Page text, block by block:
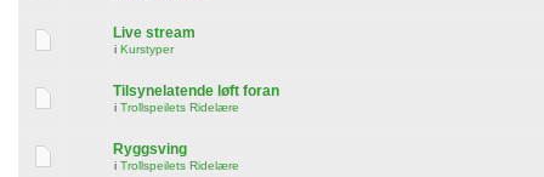
Live stream
i Kurstyper
Tilsynelatende løft foran
i Trollspeilets Ridelære
Ryggsving
i Trollspeilets Ridelære